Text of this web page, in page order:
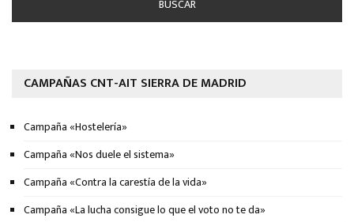
CAMPAÑAS CNT-AIT SIERRA DE MADRID
Campaña «Hostelería»
Campaña «Nos duele el sistema»
Campaña «Contra la carestía de la vida»
Campaña «La lucha consigue lo que el voto no te da»